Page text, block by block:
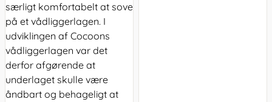
særligt komfortabelt at sove
på et vådliggerlagen. I
udviklingen af Cocoons
vådliggerlagen var det
derfor afgørende at
underlaget skulle være
åndbart og behageligt at